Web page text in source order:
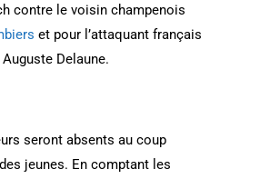
contre le voisin champenois
et pour l’attaquant français
Delaune.
seront absents au coup
jeunes. En comptant les